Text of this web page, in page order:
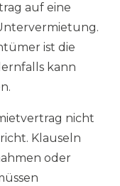
auf eine
ist die
kann
nicht
Klauseln
oder